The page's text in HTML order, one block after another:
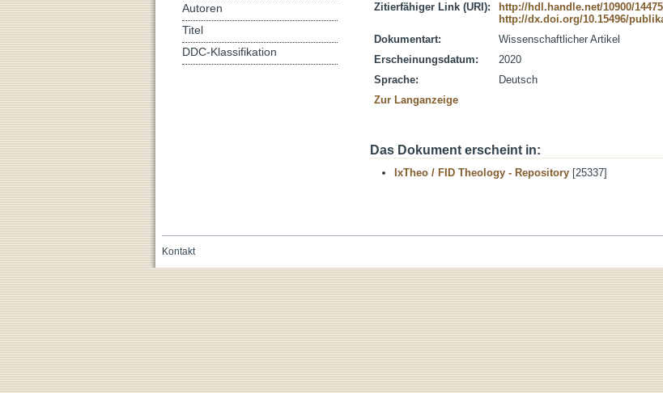
Zitierfähiger Link (URI):
http://hdl.handle.net/10900/
http://dx.doi.org/10.15496/
Dokumentart:
Wissenschaftlicher Artikel
Erscheinungsdatum:
2020
Sprache:
Deutsch
Zur Langanzeige
Das Dokument erscheint in:
IxTheo / FID Theology - Repository [25337]
Autoren
Titel
DDC-Klassifikation
Kontakt